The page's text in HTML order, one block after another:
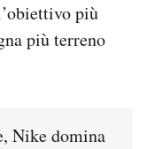
più
più terreno
Nike domina